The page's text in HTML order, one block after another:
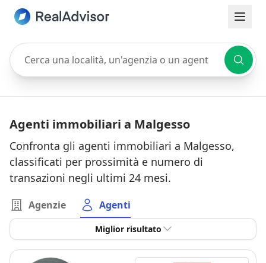
Cerca una località, un'agenzia o un agente
Agenti immobiliari a Malgesso
Confronta gli agenti immobiliari a Malgesso,
classificati per prossimità e numero di
transazioni negli ultimi 24 mesi.
Agenzie Agenti
Miglior risultato